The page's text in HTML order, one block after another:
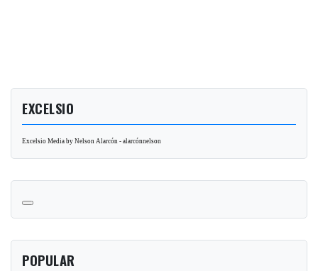
EXCELSIO
Excelsio Media by Nelson Alarcón - alarcónnelson
POPULAR